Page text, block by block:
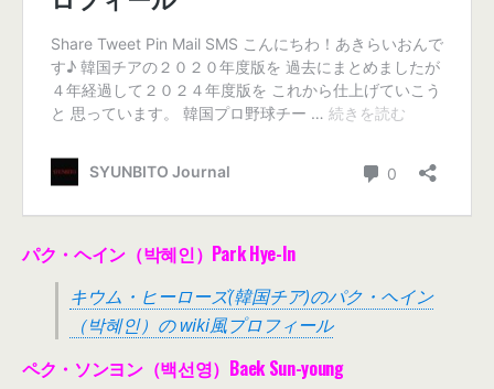
パク・ヘイン（박혜인）Park Hye-In
キウム・ヒーローズ(韓国チア)のパク・ヘイン
（박혜인）の wiki風プロフィール
ペク・ソンヨン（백선영）Baek Sun-young